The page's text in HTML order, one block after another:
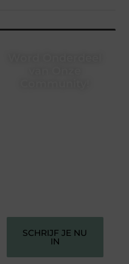
SCHRIJF JE NU
IN